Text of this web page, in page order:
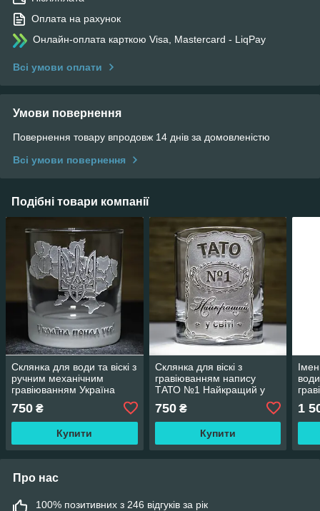
Оплата на рахунок
Онлайн-оплата карткою Visa, Mastercard - LiqPay
Всі умови оплати
Умови повернення
Повернення товару впродовж 14 днів за домовленістю
Всі умови повернення
Подібні товари компанії
Склянка для води та віскі з
ручним механічним
гравіюванням Україна
понад усе у подарунковій
коробці
750 ₴
Купити
Склянка для віскі з
гравіюванням напису
ТАТО №1 Найкращий у
світі - подарунок для тата
750₴
Купити
1
Про нас
100% позитивних з 246 відгуків за рік